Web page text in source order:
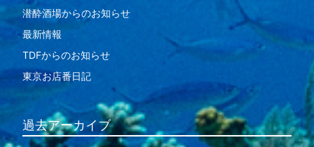
潜酔酒場からのお知らせ
最新情報
TDFからのお知らせ
東京お店番日記
過去アーカイブ